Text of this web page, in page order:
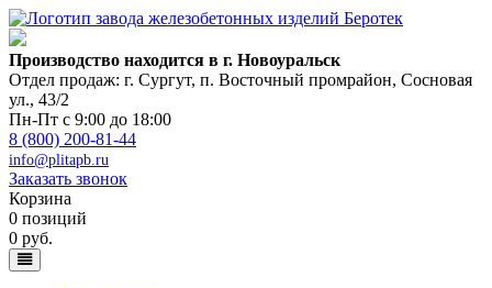
Производство находится в г. Новоуральск
Отдел продаж: г. Сургут, п. Восточный промрайон, Сосновая
ул., 43/2
Пн-Пт с 9:00 до 18:00
8 (800) 200-81-44
info@plitapb.ru
Заказать звонок
Корзина
0 позиций
0 руб.